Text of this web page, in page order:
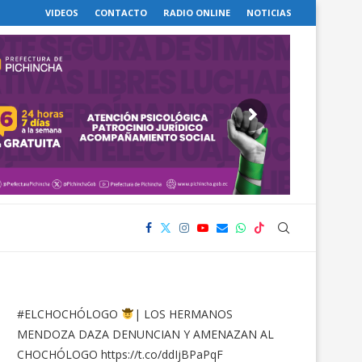
VIDEOS CONTACTO RADIO ONLINE NOTICIAS
#ELCHOCHÓLOGO
| LOS HERMANOS
MENDOZA DAZA DENUNCIAN Y AMENAZAN AL
CHOCHÓLOGO https://t.co/ddIjBPaPqF